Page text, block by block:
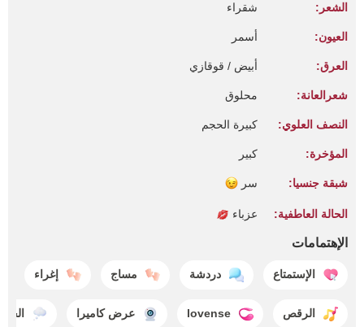
الشعر: شقراء
العيون: أسمر
العرق: أبيض / قوقازي
شعرالعانة: محلوق
النصف العلوي: كبيرة الحجم
المؤخرة: كبير
شبقة جنسيا: سر
الحالة العاطفية: عزباء
الإهتمامات
الإستمتاع دردشة مساج إغراء
الرقص lovense عرض كاميرا الحلم